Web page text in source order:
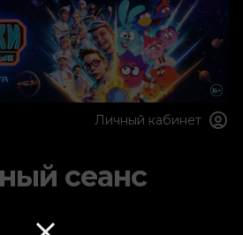
Личный кабинет
сеанс